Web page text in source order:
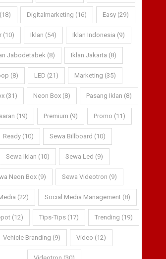
Digitalmarketing (16) Easy (29)
(10) Iklan (54) Iklan Indonesia (9)
Jabodetabek (8) Iklan Jakarta (8)
(8) LED (21) Marketing (35)
(31) Neon Box (8) Pasang Iklan (8)
(19) Premium (9) Promo (11)
Ready (10) Sewa Billboard (10)
Sewa Iklan (10) Sewa Led (9)
Neon Box (9) Sewa Videotron (9)
(22) Social Media Management (8)
(12) Tips-Tips (17) Trending (19)
Vehicle Branding (9) Video (12)